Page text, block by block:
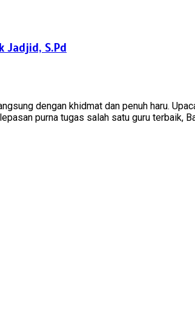
Jadjid, S.Pd
dengan khidmat dan penuh haru.
purna tugas salah satu guru terbaik,